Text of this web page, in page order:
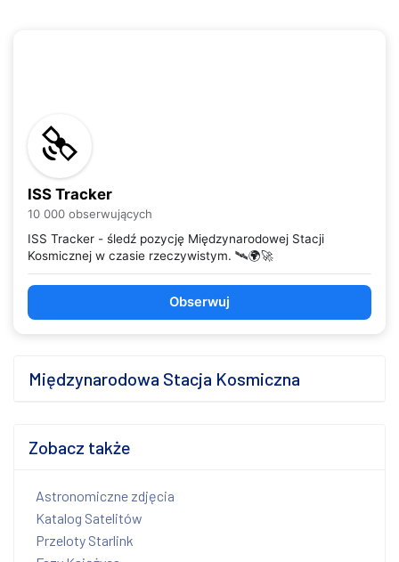
ISS Tracker
10 000 obserwujących
ISS Tracker - śledź pozycję Międzynarodowej Stacji
Kosmicznej w czasie rzeczywistym. 🛰️🌍🚀
Obserwuj
Międzynarodowa Stacja Kosmiczna
Zobacz także
Astronomiczne zdjęcia
Katalog Satelitów
Przeloty Starlink